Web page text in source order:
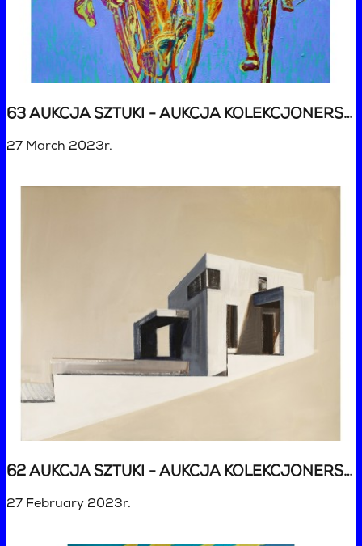
63 AUKCJA SZTUKI - AUKCJA KOLEKCJONERSKA
27 March 2023r.
62 AUKCJA SZTUKI - AUKCJA KOLEKCJONERSKA
27 February 2023r.